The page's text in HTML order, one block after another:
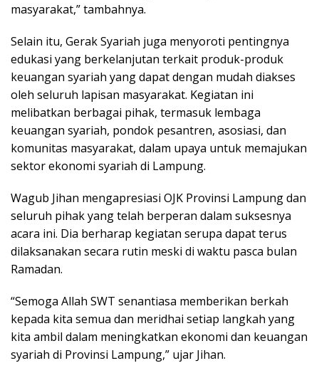
masyarakat,” tambahnya.
Selain itu, Gerak Syariah juga menyoroti pentingnya
edukasi yang berkelanjutan terkait produk-produk
keuangan syariah yang dapat dengan mudah diakses
oleh seluruh lapisan masyarakat. Kegiatan ini
melibatkan berbagai pihak, termasuk lembaga
keuangan syariah, pondok pesantren, asosiasi, dan
komunitas masyarakat, dalam upaya untuk memajukan
sektor ekonomi syariah di Lampung.
Wagub Jihan mengapresiasi OJK Provinsi Lampung dan
seluruh pihak yang telah berperan dalam suksesnya
acara ini. Dia berharap kegiatan serupa dapat terus
dilaksanakan secara rutin meski di waktu pasca bulan
Ramadan.
“Semoga Allah SWT senantiasa memberikan berkah
kepada kita semua dan meridhai setiap langkah yang
kita ambil dalam meningkatkan ekonomi dan keuangan
syariah di Provinsi Lampung,” ujar Jihan.